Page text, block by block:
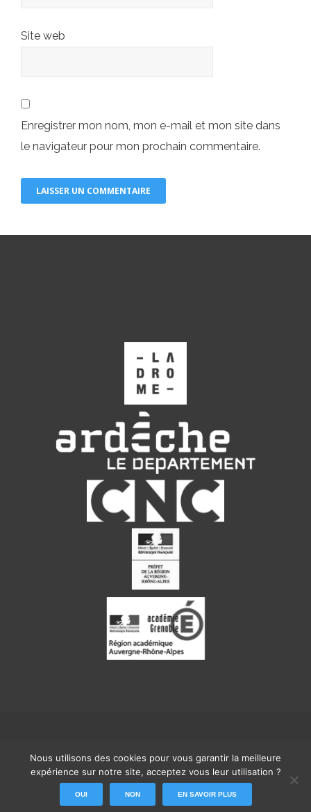
Site web
Enregistrer mon nom, mon e-mail et mon site dans
le navigateur pour mon prochain commentaire.
Mentions légales|Contact
Nous utilisons des cookies pour vous garantir la meilleure
expérience sur notre site, acceptez vous leur utilisation ?
OUI NON EN SAVOIR PLUS